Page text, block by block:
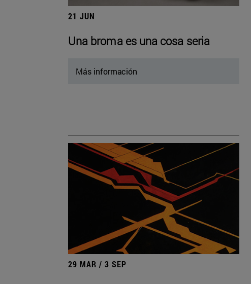
21 JUN
Una broma es una cosa seria
Más información
29 MAR / 3 SEP